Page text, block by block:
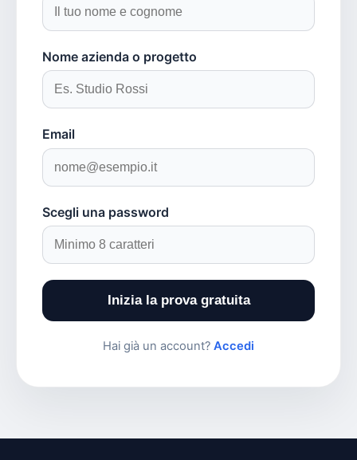
Nome azienda o progetto
Email
Scegli una password
Inizia la prova gratuita
Hai già un account? Accedi